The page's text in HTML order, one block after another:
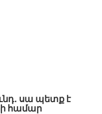
սա պետք է
համար